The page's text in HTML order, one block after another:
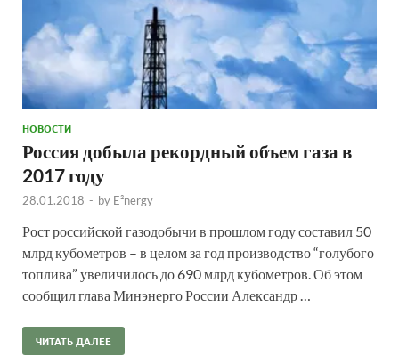
НОВОСТИ
Россия добыла рекордный объем газа в
2017 году
28.01.2018 - by E²nergy
Рост российской газодобычи в прошлом году составил 50
млрд кубометров – в целом за год производство “голубого
топлива” увеличилось до 690 млрд кубометров. Об этом
сообщил глава Минэнерго России Александр …
ЧИТАТЬ ДАЛЕЕ